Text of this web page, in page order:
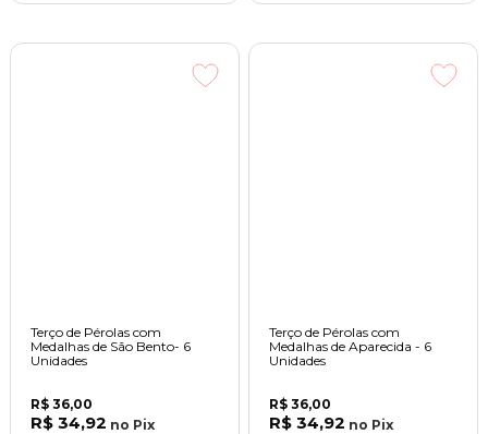
Terço de Pérolas com
Medalhas de São Bento- 6
Unidades
R$ 36,00
R$ 34,92 no Pix
Terço de Pérolas com
Medalhas de Aparecida - 6
Unidades
R$ 36,00
R$ 34,92 no Pix